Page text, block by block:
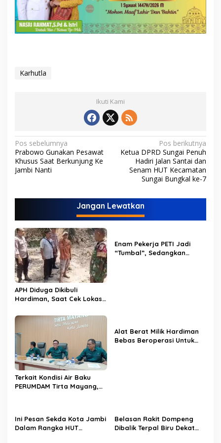
Karhutla
Ikuti Kami
N
a
v
g
s
i
p
o
s
Pos sebelumnya
Prabowo Gunakan Pesawat
Khusus Saat Berkunjung Ke
Jambi Nanti
Pos berikutnya
Ketua DPRD Sungai Penuh
Hadiri Jalan Santai dan
Senam HUT Kecamatan
Sungai Bungkal ke-7
Jangan Lewatkan
APH Diduga Dikibuli
Hardiman, Saat Cek Lokasi,
Tumpukan Pasir
Enam Pekerja PETI Jadi
“Tumbal”, Sedangkan
Terkait Kondisi Air Baku
PERUMDAM Tirta Mayang,
Alat Berat Milik Hardiman
Bebas Beroperasi Untuk
Ini Pesan Sekda Kota Jambi
Dalam Rangka HUT
Belasan Rakit Dompeng
Dibalik Terpal Biru Dekat